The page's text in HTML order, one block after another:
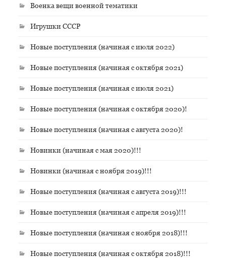
Военка вещи военной тематики
Игрушки СССР
Новые поступления (начиная с июля 2022)
Новые поступления (начиная с октября 2021)
Новые поступления (начиная с июля 2021)
Новые поступления (начиная с октября 2020)!
Новые поступления (начиная с августа 2020)!
Новинки (начиная с мая 2020)!!!
Новинки (начиная с ноября 2019)!!!
Новые поступления (начиная с августа 2019)!!!
Новые поступления (начиная с апреля 2019)!!!
Новые поступления (начиная с ноября 2018)!!!
Новые поступления (начиная с октября 2018)!!!